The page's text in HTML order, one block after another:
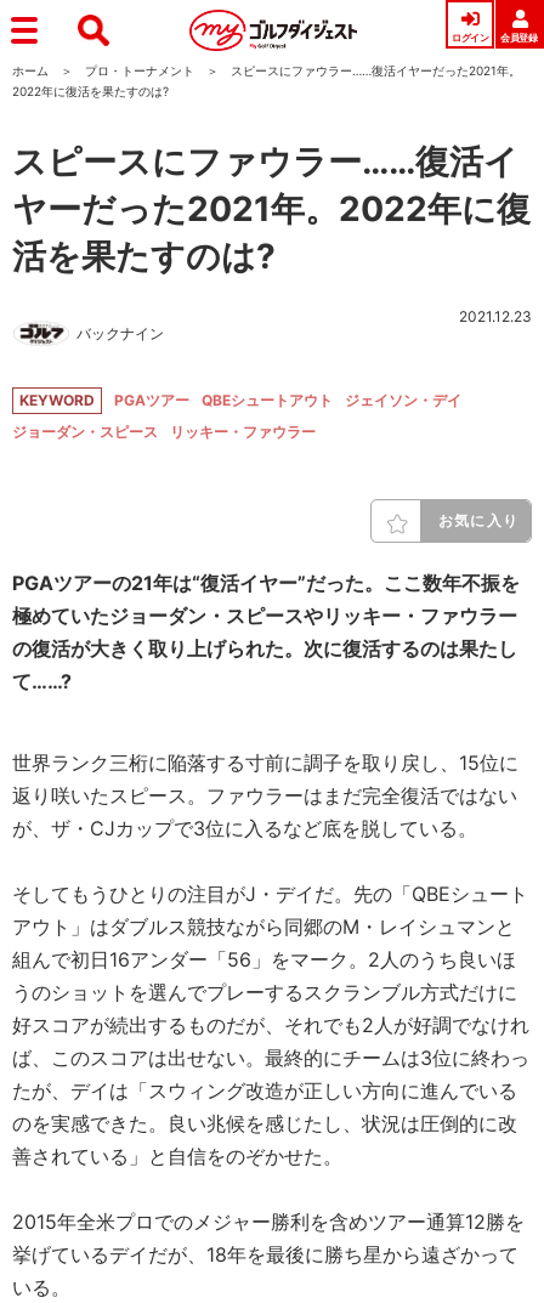
ログイン 会員登録
ホーム プロ・トーナメント
スピースにファウラー……復活イヤーだった2021年。
2022年に復活を果たすのは?
スピースにファウラー……復活イ
ヤーだった2021年。2022年に復
活を果たすのは?
バックナイン
2021.12.23
KEYWORD PGAツアー QBEシュートアウト
ジェイソン・デイ
ジョーダン・スピース
リッキー・ファウラー
お気に入り
PGAツアーの21年は“復活イヤー”だった。ここ数年不振を
極めていたジョーダン・スピースやリッキー・ファウラー
の復活が大きく取り上げられた。次に復活するのは果たし
て……?
世界ランク三桁に陥落する寸前に調子を取り戻し、15位に
返り咲いたスピース。ファウラーはまだ完全復活ではない
が、ザ・CJカップで3位に入るなど底を脱している。
そしてもうひとりの注目がJ・デイだ。先の「QBEシュート
アウト」はダブルス競技ながら同郷のM・レイシュマンと
組んで初日16アンダー「56」をマーク。2人のうち良いほ
うのショットを選んでプレーするスクランブル方式だけに
好スコアが続出するものだが、それでも2人が好調でなけれ
ば、このスコアは出せない。最終的にチームは3位に終わっ
たが、デイは「スウィング改造が正しい方向に進んでいる
のを実感できた。良い兆候を感じたし、状況は圧倒的に改
善されている」と自信をのぞかせた。
2015年全米プロでのメジャー勝利を含めツアー通算12勝を
挙げているデイだが、18年を最後に勝ち星から遠ざかって
いる。